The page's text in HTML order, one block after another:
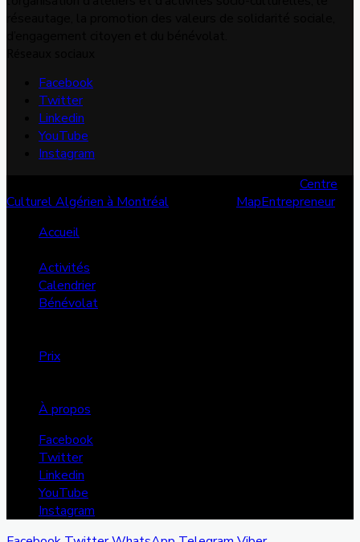
Facebook
Twitter
Linkedin
YouTube
Instagram
Centre
Culturel Algérien à Montréal
MapEntrepreneur
Accueil
Activités
Calendrier
Bénévolat
Prix
À propos
Facebook
Twitter
Linkedin
YouTube
Instagram